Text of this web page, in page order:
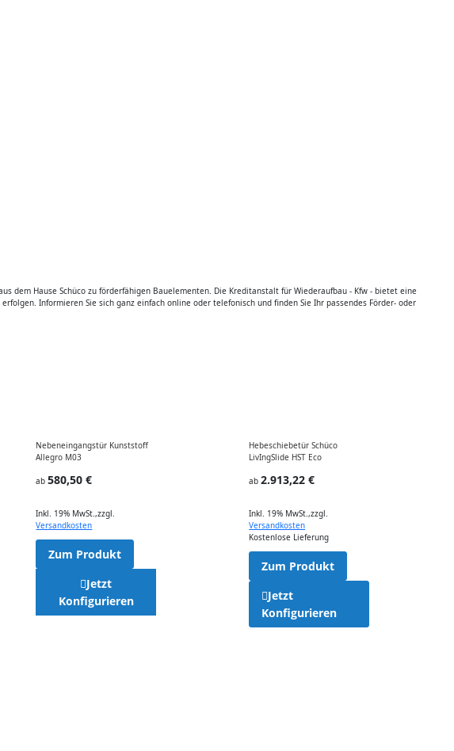
dem Hause Schüco zu förderfähigen Bauelementen. Die Kreditanstalt für Wiederaufbau - Kfw - bietet eine
Informieren Sie sich ganz einfach online oder telefonisch und finden Sie Ihr passendes Förder- oder
Nebeneingangstür Kunststoff
Allegro M03
ab 580,50 €
Inkl. 19% MwSt.,zzgl.
Versandkosten
Zum Produkt
Jetzt
Konfigurieren
Hebeschiebetür Schüco
LivIngSlide HST Eco
ab 2.913,22 €
Inkl. 19% MwSt.,zzgl.
Versandkosten
Kostenlose Lieferung
Zum Produkt
Jetzt
Konfigurieren